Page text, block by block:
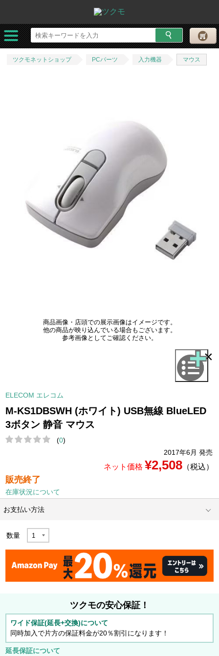
ツクモネットショップ PCパーツ 入力機器 マウス
商品画像・店頭での展示画像はイメージです。
他の商品が映り込んでいる場合もございます。
参考画像としてご確認ください。
×
ELECOM エレコム
M-KS1DBSWH (ホワイト) USB無線 BlueLED
3ボタン 静音 マウス
(0)
2017年6月 発売
ネット価格 ¥2,508（税込）
販売終了
在庫状況について
お支払い方法
数量
ツクモの安心保証！
ワイド保証(延長+交換)について
同時加入で片方の保証料金が20％割引になります！
延長保証について